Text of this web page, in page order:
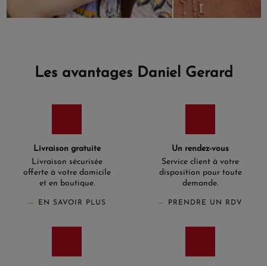
Les avantages Daniel Gerard
Livraison gratuite
Livraison sécurisée
offerte à votre domicile
et en boutique.
EN SAVOIR PLUS
Un rendez-vous
Service client à votre
disposition pour toute
demande.
PRENDRE UN RDV